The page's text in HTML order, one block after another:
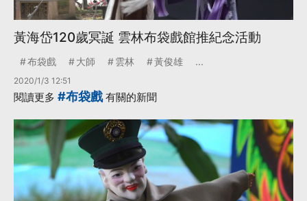
黃海岱120歲冥誕 雲林布袋戲館推紀念活動
布袋戲 大師 雲林 黃俊雄 ...
2020/1/3 12:51
閱讀更多 #布袋戲有關的新聞